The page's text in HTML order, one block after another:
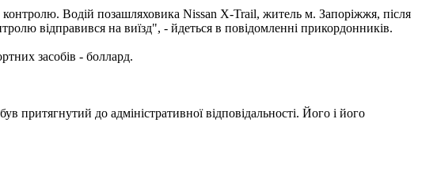
Водій позашляховика Nissan X-Trail, житель м. Запоріжжя, після
відправився на виїзд", - йдеться в повідомленні прикордонників.
засобів - боллард.
до адміністративної відповідальності. Його і його